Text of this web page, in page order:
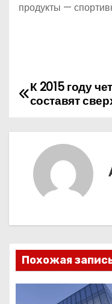
продукты —
Н
ц
и
К 2015 году
составят
Похожая